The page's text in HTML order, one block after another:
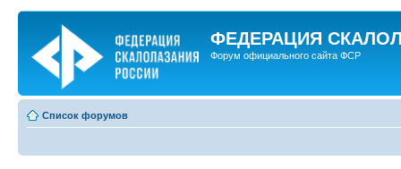
ФЕДЕРАЦИЯ
Форум официального сайта ФСР
Список форумов